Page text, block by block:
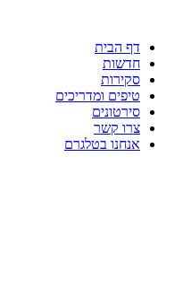
דף הבית
חדשות
סקירות
טיפים ומדריכים
סירטונים
צרו קשר
אנחנו בטלגרם